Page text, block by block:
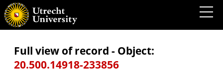
De Aktiehandel in 1720 te Rotterdam en de Maatschappij van assurantie, discontering
en beleening dezer stad
Full view of record - Object:
20.500.14918-233856